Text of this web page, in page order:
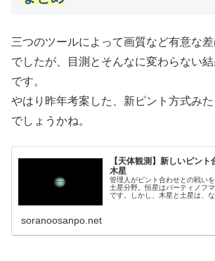
三つのツールによって画質など有意な
でしたが、目測とそんなに変わらない
です。
やはり昨年考案した、新ピント方式み
でしょうかね。
【天体観測】新しいピン
木星
管理人がピント合わせとの戦い
土星分野。恒星はバーティノフ
です。しかし、木星と土星は、
soranoosanpo.net